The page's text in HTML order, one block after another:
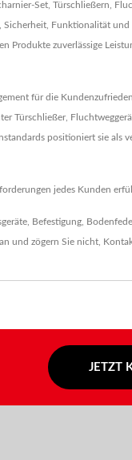
Set, Türschließern,
Funktionalität und
Produkte zuverlässige
für die
Türschließer,
positioniert sie als
jedes Kunden
Befestigung
und zögern Sie nicht,
JETZT